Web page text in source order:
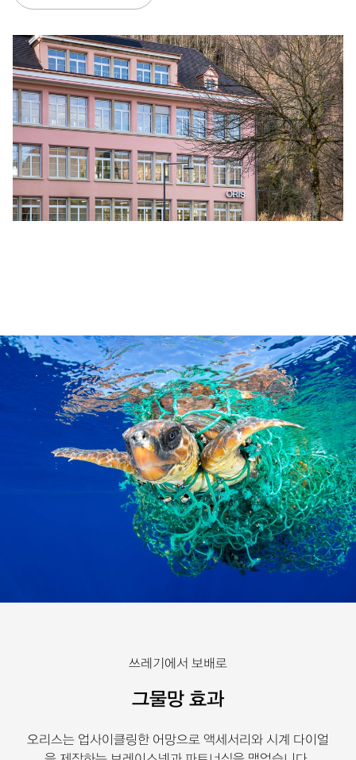
쓰레기에서 보배로
그물망 효과
오리스는 업사이클링한 어망으로 액세서리와 시계 다이얼